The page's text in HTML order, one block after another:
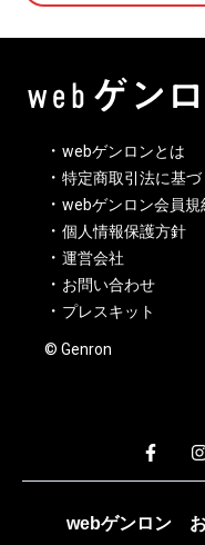
webゲンロンとは
特定商取引法に基
webゲンロン会員規
個人情報保護方針
運営会社
お問い合わせ
プレスキット
© Genron
webゲンロン